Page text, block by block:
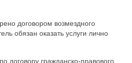
договором возмездного
обязан оказать услуги лично
договору гражданско-правового